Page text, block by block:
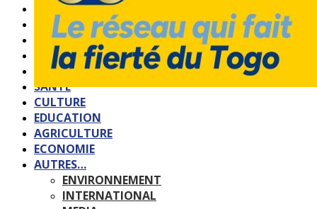
ACCUEIL
QUI SOMMES-NOUS?
POLITIQUE
SOCIETE
SPORTS
SANTE
CULTURE
EDUCATION
AGRICULTURE
ECONOMIE
AUTRES…
ENVIRONNEMENT
INTERNATIONAL